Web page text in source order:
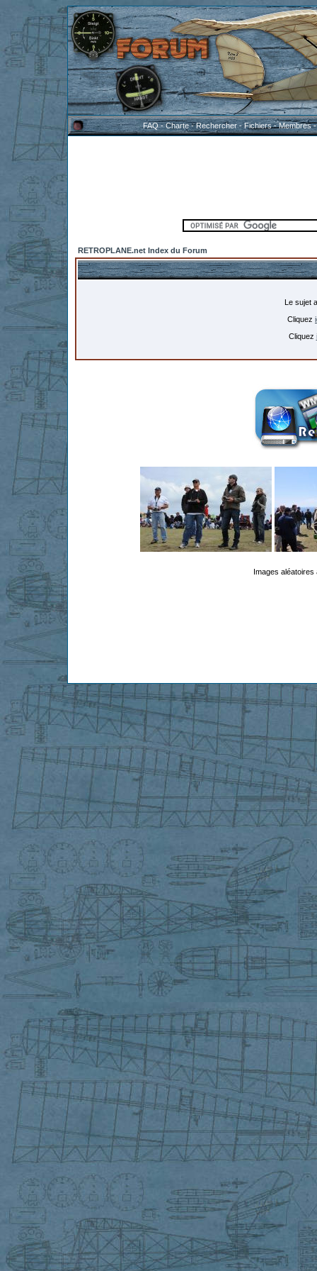
FAQ-Charte-Rechercher-Fichiers-Membres
RETROPLANE.net Index du Forum
Le sujet
Cliquez
Cliquez
Images aléatoires